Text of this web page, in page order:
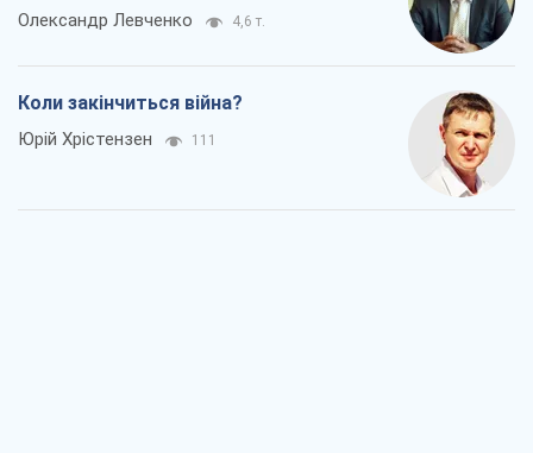
Олександр Левченко 4,6 т.
Коли закінчиться війна?
Юрій Хрістензен 111